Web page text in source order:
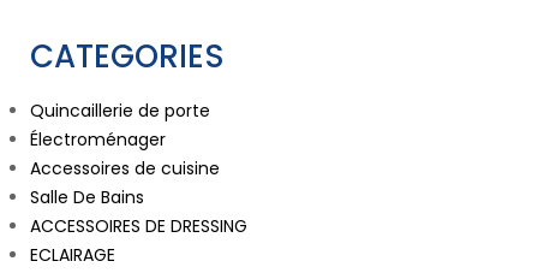
CATEGORIES
Quincaillerie de porte
Électroménager
Accessoires de cuisine
Salle De Bains
ACCESSOIRES DE DRESSING
ECLAIRAGE